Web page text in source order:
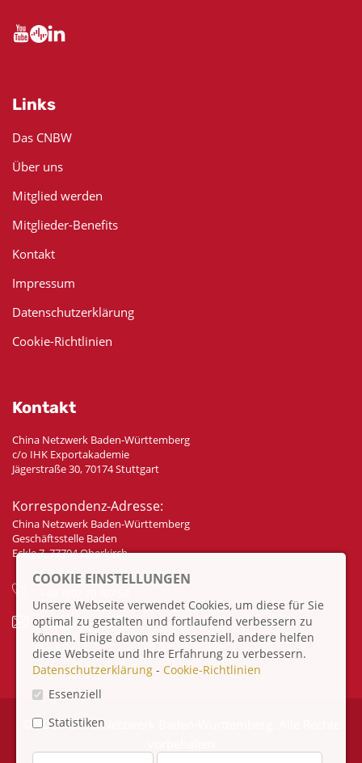
Links
Das CNBW
Über uns
Mitglied werden
Mitglieder-Benefits
Kontakt
Impressum
Datenschutzerklärung
Cookie-Richtlinien
Kontakt
China Netzwerk Baden-Württemberg
c/o IHK Exportakademie
Jägerstraße 30, 70174 Stuttgart
Korrespondenz-Adresse:
China Netzwerk Baden-Württemberg
Geschäftsstelle Baden
Eckle 7, 77704 Oberkirch
info@china-bw.net
© 2026 China Netzwerk Baden-Württemberg. Alle Rechte
COOKIE EINSTELLUNGEN
Unsere Webseite verwendet Cookies, um diese für Sie
optimal zu gestalten und fortlaufend verbessern zu
können. Einige davon sind essenziell, andere helfen
diese Webseite und Ihre Erfahrung zu verbessern.
Datenschutzerklärung - Cookie-Richtlinien
Essenziell
Statistiken